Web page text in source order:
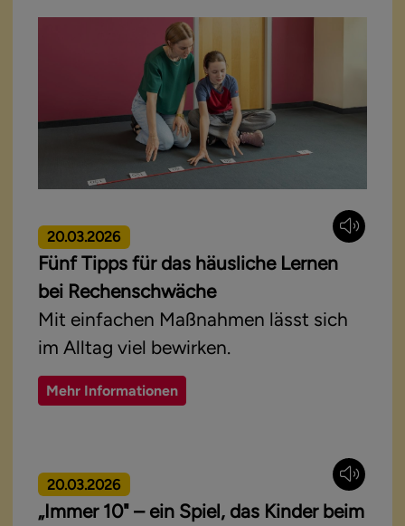
20.03.2026
Fünf Tipps für das häusliche Lernen
bei Rechenschwäche
Mit einfachen Maßnahmen lässt sich
im Alltag viel bewirken.
Mehr Informationen
20.03.2026
„Immer 10" – ein Spiel, das Kinder beim